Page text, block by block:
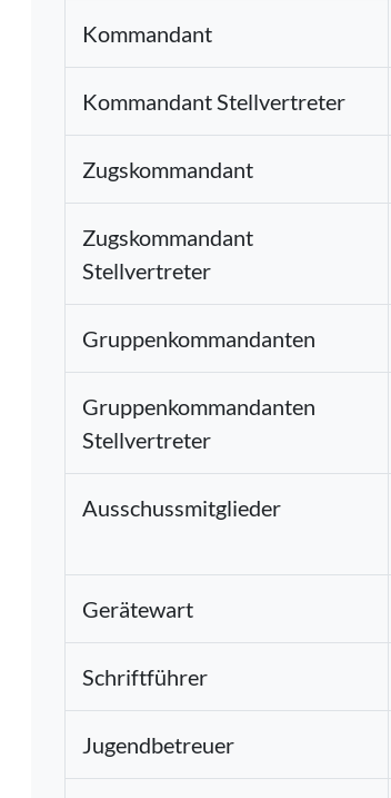
Kommandant
Kommandant Stellvertreter
Zugskommandant
Zugskommandant
Stellvertreter
Gruppenkommandanten
Gruppenkommandanten
Stellvertreter
Ausschussmitglieder
Gerätewart
Schriftführer
Jugendbetreuer